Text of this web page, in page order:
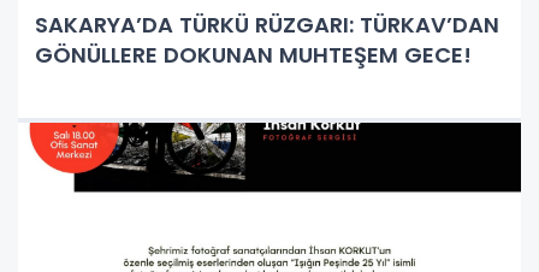
SAKARYA’DA TÜRKÜ RÜZGARI: TÜRKAV’DAN
GÖNÜLLERE DOKUNAN MUHTEŞEM GECE!